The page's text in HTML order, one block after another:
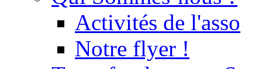
Activités de l'asso
Notre flyer !